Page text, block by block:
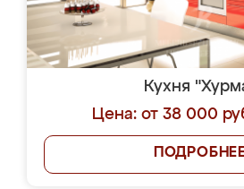
Кухня
Цена: от 38 000